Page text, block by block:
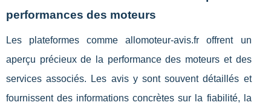
performances des moteurs
Les plateformes comme allomoteur-avis.fr offrent un
aperçu précieux de la performance des moteurs et des
services associés. Les avis y sont souvent détaillés et
fournissent des informations concrètes sur la fiabilité, la